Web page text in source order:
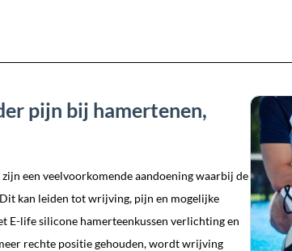
pijn bij hamertenen,
een veelvoorkomende aandoening waarbij de
Dit kan leiden tot wrijving, pijn en mogelijke
E-life silicone hamerteenkussen verlichting en
rechte positie gehouden, wordt wrijving